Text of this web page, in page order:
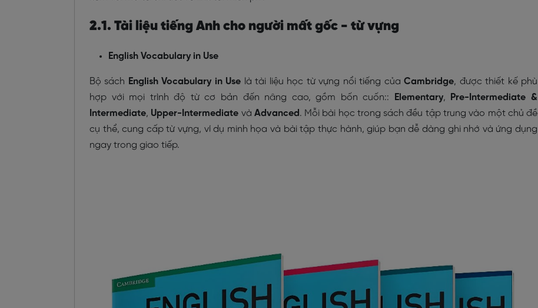
2.1. Tài liệu tiếng Anh cho người mất gốc - từ vựng
English Vocabulary in Use
Bộ sách English Vocabulary in Use là tài liệu học từ vựng nổi tiếng củaCambridge, được thiết kế phù
hợp với mọi trình độ từ cơ bản đến nâng cao, gồm bốn cuốn::
Elementary,
Pre-Intermediate &
Intermediate, Upper-Intermediate và Advanced. Mỗi bài học trong sách đều tập trung vào một chủ đề
cụ thể, cung cấp từ vựng, ví dụ minh họa và bài tập thực hành, giúp bạn dễ dàng ghi nhớ và ứng dụng
ngay trong giao tiếp.